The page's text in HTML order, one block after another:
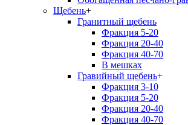
Щебень+
Гранитный щебень
Фракция 5-20
Фракция 20-40
Фракция 40-70
В мешках
Гравийный щебень+
Фракция 3-10
Фракция 5-20
Фракция 20-40
Фракция 40-70